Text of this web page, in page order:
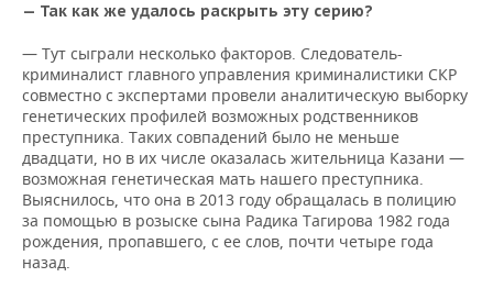
— Так как же удалось раскрыть эту серию?
— Тут сыграли несколько факторов. Следователь-
криминалист главного управления криминалистики СКР
совместно с экспертами провели аналитическую выборку
генетических профилей возможных родственников
преступника. Таких совпадений было не меньше
двадцати, но в их числе оказалась жительница Казани —
возможная генетическая мать нашего преступника.
Выяснилось, что она в 2013 году обращалась в полицию
за помощью в розыске сына Радика Тагирова 1982 года
рождения, пропавшего, с ее слов, почти четыре года
назад.